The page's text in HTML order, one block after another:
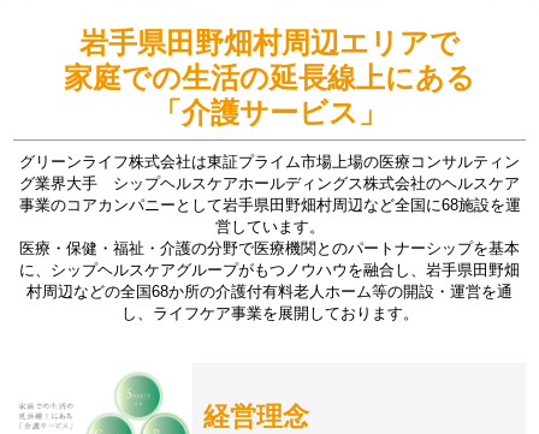
岩手県田野畑村周辺エリアで
家庭での生活の延長線上にある
「介護サービス」
グリーンライフ株式会社は東証プライム市場上場の医療コンサルティン
グ業界大手 シップヘルスケアホールディングス株式会社のヘルスケア
事業のコアカンパニーとして岩手県田野畑村周辺など全国に68施設を運
営しています。
医療・保健・福祉・介護の分野で医療機関とのパートナーシップを基本
に、シップヘルスケアグループがもつノウハウを融合し、岩手県田野畑
村周辺などの全国68か所の介護付有料老人ホーム等の開設・運営を通
し、ライフケア事業を展開しております。
経営理念